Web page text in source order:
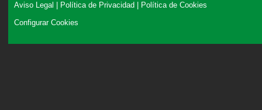
Aviso Legal Política de Privacidad
Política de Cookies
Configurar Cookies